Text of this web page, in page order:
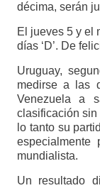
décima, serán
El jueves 5 y el
días ‘D’. De
Uruguay,
medirse a las
Venezuela a
clasificación sin
lo tanto su
especialmente
mundialista.
Un resultado